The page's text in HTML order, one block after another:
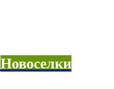
Новоселки